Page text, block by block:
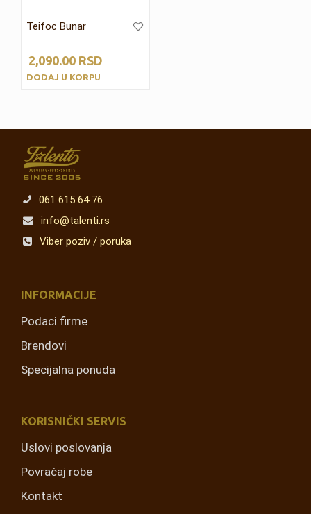
Teifoc Bunar
2,090.00 RSD
DODAJ U KORPU
061 615 64 76
info@talenti.rs
Viber poziv / poruka
INFORMACIJE
Podaci firme
Brendovi
Specijalna ponuda
KORISNIČKI SERVIS
Uslovi poslovanja
Povraćaj robe
Kontakt